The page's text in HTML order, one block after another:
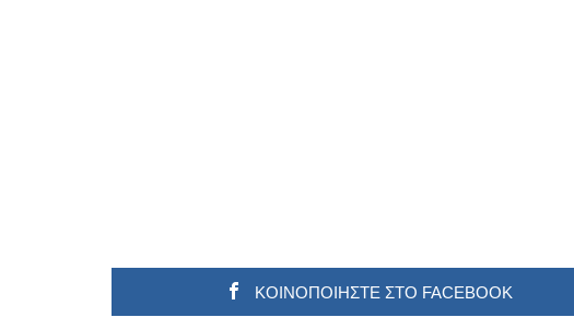
ΚΟΙΝΟΠΟΙΗΣΤΕ ΣΤΟ FACEBOOK